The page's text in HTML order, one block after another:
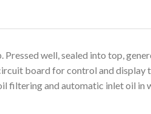
well, sealed into top,
board for control and display
and automatic inlet oil in